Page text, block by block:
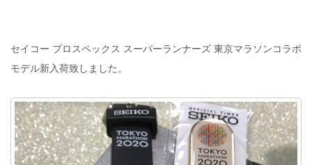
セイコー プロスペックス スーパーランナーズ 東京マラソンコラボ
モデル新入荷致しました。